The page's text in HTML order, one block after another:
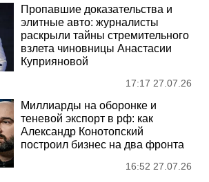
Пропавшие доказательства и
элитные авто: журналисты
раскрыли тайны стремительного
взлета чиновницы Анастасии
Куприяновой
17:17 27.07.26
Миллиарды на оборонке и
теневой экспорт в рф: как
Александр Конотопский
построил бизнес на два фронта
16:52 27.07.26